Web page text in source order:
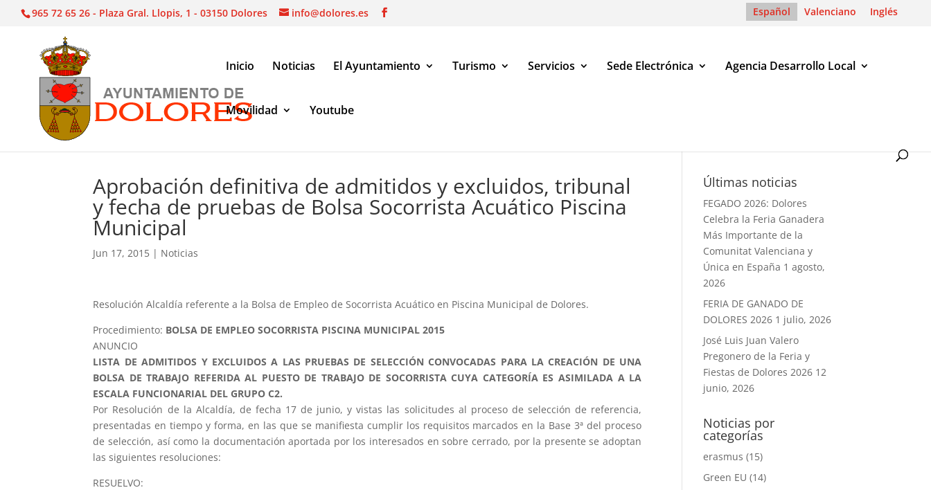
965 72 65 26 - Plaza Gral. Llopis, 1 - 03150 Dolores info@dolores.es Español Valenciano Inglés
Inicio Noticias El Ayuntamiento Turismo Servicios Sede Electrónica Agencia Desarrollo Local
Movilidad Youtube
Aprobación definitiva de admitidos y excluidos, tribunal
y fecha de pruebas de Bolsa Socorrista Acuático Piscina
Municipal
Jun 17, 2015 | Noticias
Resolución Alcaldía referente a la Bolsa de Empleo de Socorrista Acuático en Piscina Municipal de Dolores.
Procedimiento: BOLSA DE EMPLEO SOCORRISTA PISCINA MUNICIPAL 2015
ANUNCIO
LISTA DE ADMITIDOS Y EXCLUIDOS A LAS PRUEBAS DE SELECCIÓN CONVOCADAS PARA LA CREACIÓN DE UNA
BOLSA DE TRABAJO REFERIDA AL PUESTO DE TRABAJO DE SOCORRISTA CUYA CATEGORÍA ES ASIMILADA A LA
ESCALA FUNCIONARIAL DEL GRUPO C2.
Por Resolución de la Alcaldía, de fecha 17 de junio, y vistas las solicitudes al proceso de selección de referencia,
presentadas en tiempo y forma, en las que se manifiesta cumplir los requisitos marcados en la Base 3ª del proceso
de selección, así como la documentación aportada por los interesados en sobre cerrado, por la presente se adoptan
las siguientes resoluciones:
RESUELVO:
Últimas noticias
FEGADO 2026: Dolores
Celebra la Feria Ganadera
Más Importante de la
Comunitat Valenciana y
Única en España 1 agosto,
2026
FERIA DE GANADO DE
DOLORES 2026 1 julio, 2026
José Luis Juan Valero
Pregonero de la Feria y
Fiestas de Dolores 2026 12
junio, 2026
Noticias por
categorías
erasmus (15)
Green EU (14)